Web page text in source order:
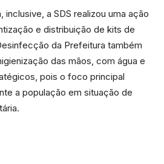
inclusive, a SDS realizou uma ação
e distribuição de kits de
da Prefeitura também
das mãos, com água e
pois o foco principal
a população em situação de